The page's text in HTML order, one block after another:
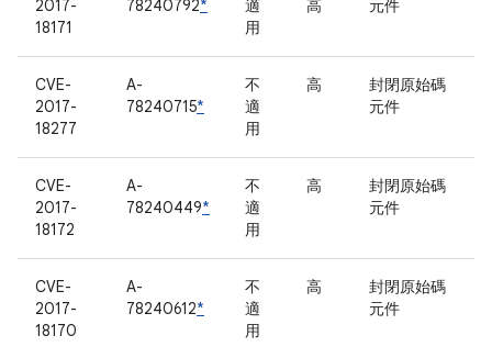
2017-
18171
78240792*
適
用
高
元件
CVE-
2017-
18277
A-
78240715*
不
適
用
高
封閉原始碼
元件
CVE-
2017-
18172
A-
78240449*
不
適
用
高
封閉原始碼
元件
CVE-
2017-
18170
A-
78240612*
不
適
用
高
封閉原始碼
元件